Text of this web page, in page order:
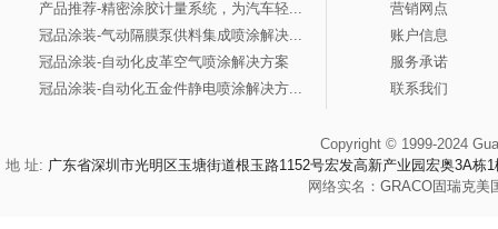
产品推荐-精密涂胶计量系统，为汽车轻...
冠品涂装-气动隔膜泵供料集成喷涂解决...
冠品涂装-自动化皮革空气喷涂解决方案
冠品涂装-自动化五金件静电喷涂解决方...
营销网点
账户信息
服务承诺
联系我们
Copyright © 1999-2024
地 址: 广东省深圳市光明区玉塘街道根玉路1152号宏发高新产业园宏奥3A栋1
网络实名： GRACO固瑞克美